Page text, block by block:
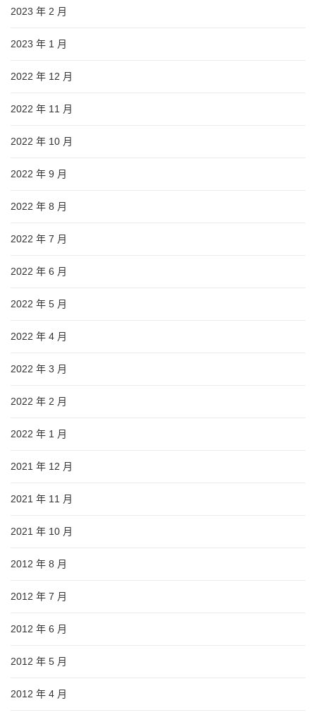
2023 年 2 月
2023 年 1 月
2022 年 12 月
2022 年 11 月
2022 年 10 月
2022 年 9 月
2022 年 8 月
2022 年 7 月
2022 年 6 月
2022 年 5 月
2022 年 4 月
2022 年 3 月
2022 年 2 月
2022 年 1 月
2021 年 12 月
2021 年 11 月
2021 年 10 月
2012 年 8 月
2012 年 7 月
2012 年 6 月
2012 年 5 月
2012 年 4 月